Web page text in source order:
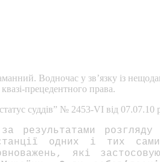
Водночас у зв’язку із
прецедентного права.
суддів” № 2453-VI від
результатами
одних і тих
які